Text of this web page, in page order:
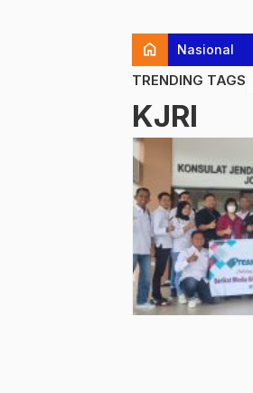
home Nasional
TRENDING TAGS
KJRI